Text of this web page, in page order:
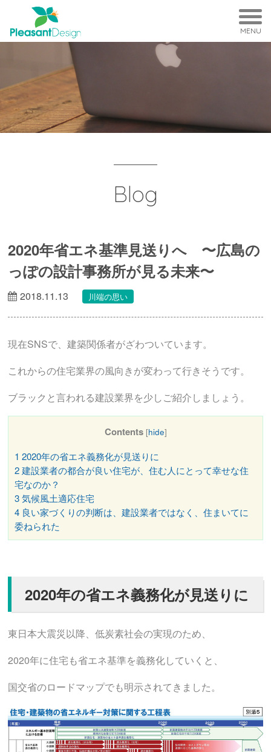
MENU
Blog
2020年省エネ基準見送りへ 〜広島の
っぽの設計事務所が見る未来〜
2018.11.13 川端の思い
現在SNSで、建築関係者がざわついています。
これからの住宅業界の風向きが変わって行きそうです。
ブラックと言われる建設業界を少しご紹介しましょう。
Contents [hide]
1 2020年の省エネ義務化が見送りに
2建設業者の都合が良い住宅が、住む人にとって幸せな住
宅なのか？
3気候風土適応住宅
4 良い家づくりの判断は、建設業者ではなく、住まいてに
委ねられた
2020年の省エネ義務化が見送りに
東日本大震災以降、低炭素社会の実現のため、
2020年に住宅も省エネ基準を義務化していくと、
国交省のロードマップでも明示されてきました。